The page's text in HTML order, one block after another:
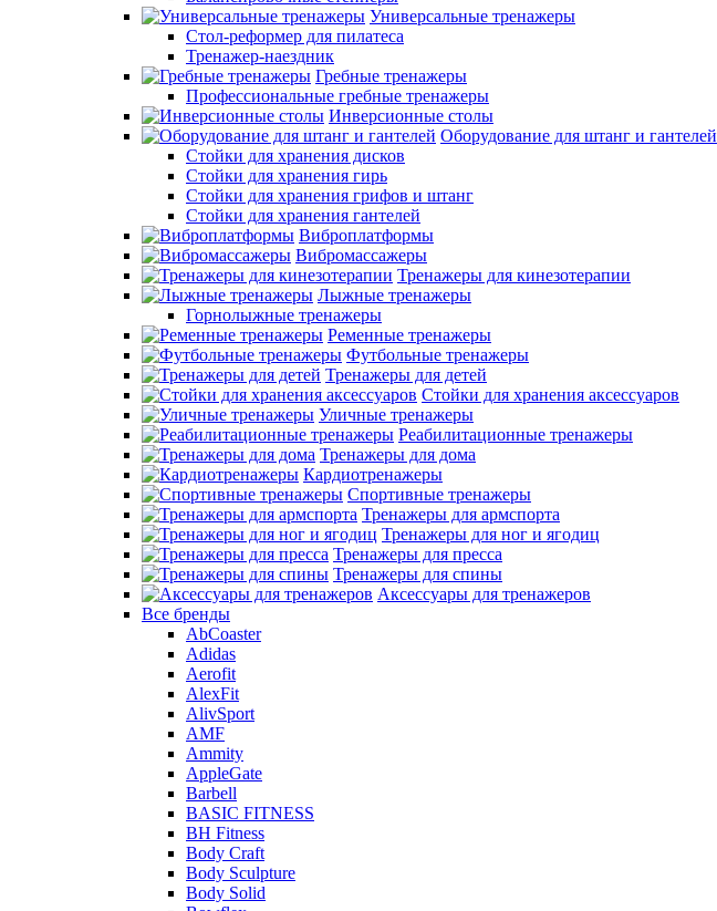
Универсальные тренажеры
Стол-реформер для пилатеса
Тренажер-наездник
Гребные тренажеры
Профессиональные гребные тренажеры
Инверсионные столы
Оборудование для штанг и гантелей
Стойки для хранения дисков
Стойки для хранения гирь
Стойки для хранения грифов и штанг
Стойки для хранения гантелей
Виброплатформы
Вибромассажеры
Тренажеры для кинезотерапии
Лыжные тренажеры
Горнолыжные тренажеры
Ременные тренажеры
Футбольные тренажеры
Тренажеры для детей
Стойки для хранения аксессуаров
Уличные тренажеры
Реабилитационные тренажеры
Тренажеры для дома
Кардиотренажеры
Спортивные тренажеры
Тренажеры для армспорта
Тренажеры для ног и ягодиц
Тренажеры для пресса
Тренажеры для спины
Аксессуары для тренажеров
Все бренды
AbCoaster
Adidas
Aerofit
AlexFit
AlivSport
AMF
Ammity
AppleGate
Barbell
BASIC FITNESS
BH Fitness
Body Craft
Body Sculpture
Body Solid